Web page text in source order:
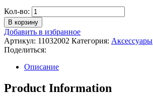
Кол-во: Количество
Пояс
-
бант
В корзину
Добавить в избранное
Артикул: 11032002 Категория: Аксессуары
Поделиться:
Описание
Product Information